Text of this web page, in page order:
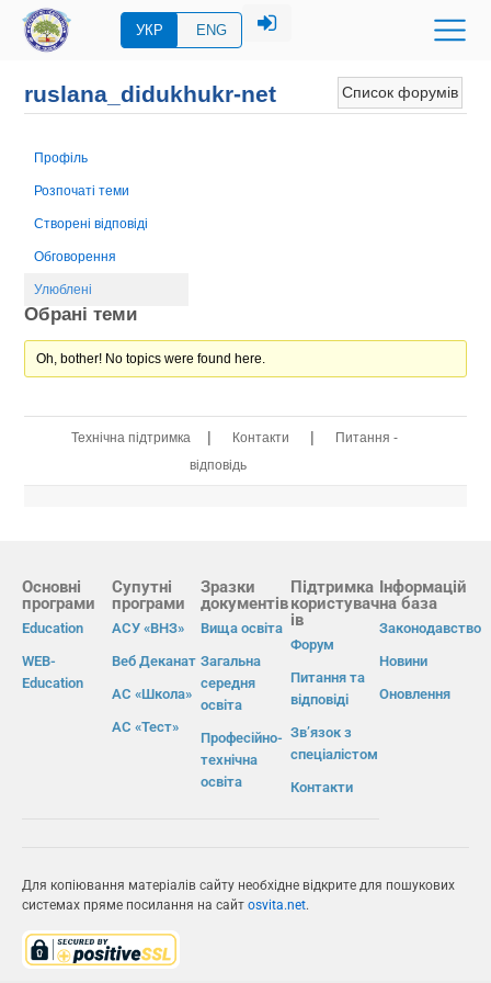
УКР ENG
Список форумів
ruslana_didukhukr-net
Профіль
Розпочаті теми
Створені відповіді
Обговорення
Улюблені
Обрані теми
Oh, bother! No topics were found here.
Технічна підтримка | Контакти |
Питання -
відповідь
Основні
програми
Education
WEB-
Education
Супутні
програми
АСУ «ВНЗ»
Веб Деканат
АС «Школа»
АС «Тест»
Зразки
документів
Вища освіта
Загальна
середня
освіта
Професійно-
технічна
освіта
Підтримка
користувач
ів
Форум
Питання та
відповіді
Зв’язок з
спеціалістом
Контакти
Інформацій
на база
Законодавство
Новини
Оновлення
Для копіювання матеріалів сайту необхідне відкрите для пошукових
системах пряме посилання на сайт osvita.net.